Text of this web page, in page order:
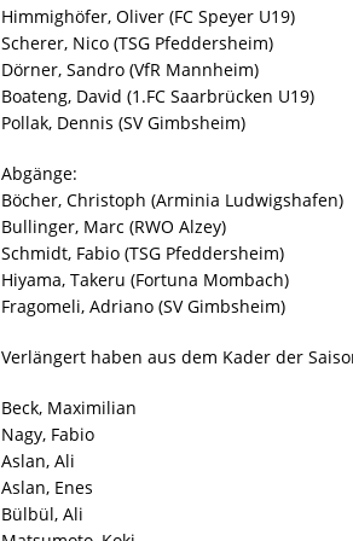
Himmighöfer, Oliver (FC Speyer U19)
Scherer, Nico (TSG Pfeddersheim)
Dörner, Sandro (VfR Mannheim)
Boateng, David (1.FC Saarbrücken U19)
Pollak, Dennis (SV Gimbsheim)
Abgänge:
Böcher, Christoph (Arminia Ludwigshafen)
Bullinger, Marc (RWO Alzey)
Schmidt, Fabio (TSG Pfeddersheim)
Hiyama, Takeru (Fortuna Mombach)
Fragomeli, Adriano (SV Gimbsheim)
Verlängert haben aus dem Kader der
Beck, Maximilian
Nagy, Fabio
Aslan, Ali
Aslan, Enes
Bülbül, Ali